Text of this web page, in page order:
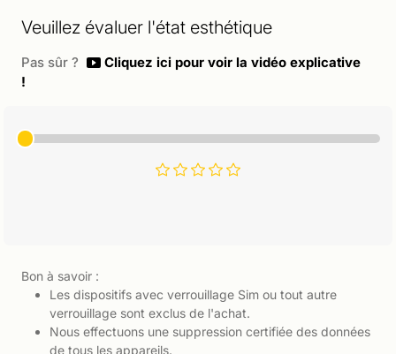
Veuillez évaluer l'état esthétique
Pas sûr ?
Cliquez ici pour voir la vidéo explicative
!
Bon à savoir :
Les dispositifs avec verrouillage Sim ou tout autre
verrouillage sont exclus de l'achat.
Nous effectuons une suppression certifiée des données
de tous les appareils.